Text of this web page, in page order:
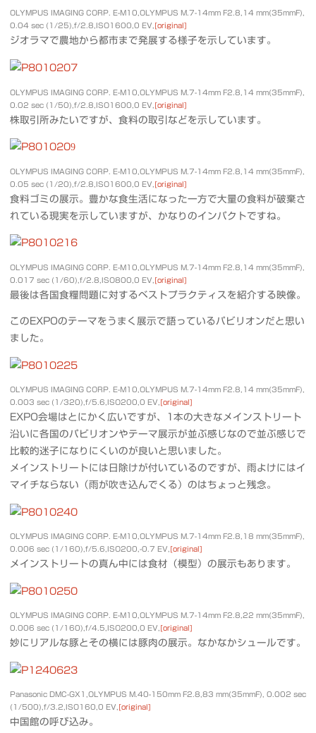
OLYMPUS IMAGING CORP. E-M10,OLYMPUS M.7-14mm F2.8,14 mm(35mmF),
0.04 sec (1/25),f/2.8,ISO1600,0 EV, [original]
ジオラマで農地から都市まで発展する様子を示しています。
OLYMPUS IMAGING CORP. E-M10,OLYMPUS M.7-14mm F2.8,14 mm(35mmF),
0.02 sec (1/50),f/2.8,ISO1600,0 EV, [original]
株取引所みたいですが、食料の取引などを示しています。
OLYMPUS IMAGING CORP. E-M10,OLYMPUS M.7-14mm F2.8,14 mm(35mmF),
0.05 sec (1/20),f/2.8,ISO1600,0 EV, [original]
食料ゴミの展示。豊かな食生活になった一方で大量の食料が破棄さ
れている現実を示していますが、かなりのインパクトですね。
OLYMPUS IMAGING CORP. E-M10,OLYMPUS M.7-14mm F2.8,14 mm(35mmF),
0.017 sec (1/60),f/2.8,ISO800,0 EV, [original]
最後は各国食糧問題に対するベストプラクティスを紹介する映像。
このEXPOのテーマをうまく展示で語っているパビリオンだと思い
ました。
OLYMPUS IMAGING CORP. E-M10,OLYMPUS M.7-14mm F2.8,14 mm(35mmF),
0.003 sec (1/320),f/5.6,ISO200,0 EV, [original]
EXPO会場はとにかく広いですが、1本の大きなメインストリート
沿いに各国のパビリオンやテーマ展示が並ぶ感じなので並ぶ感じで
比較的迷子になりにくいのが良いと思いました。
メインストリートには日除けが付いているのですが、雨よけにはイ
マイチならない（雨が吹き込んでくる）のはちょっと残念。
OLYMPUS IMAGING CORP. E-M10,OLYMPUS M.7-14mm F2.8,18 mm(35mmF),
0.006 sec (1/160),f/5.6,ISO200,-0.7 EV, [original]
メインストリートの真ん中には食材（模型）の展示もあります。
OLYMPUS IMAGING CORP. E-M10,OLYMPUS M.7-14mm F2.8,22 mm(35mmF),
0.006 sec (1/160),f/4.5,ISO200,0 EV, [original]
妙にリアルな豚とその横には豚肉の展示。なかなかシュールです。
Panasonic DMC-GX1,OLYMPUS M.40-150mm F2.8,83 mm(35mmF), 0.002 sec
(1/500),f/3.2,ISO160,0 EV, [original]
中国館の呼び込み。